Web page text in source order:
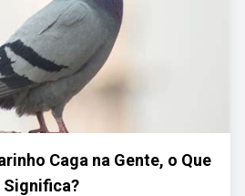
Caga na Gente, o Que
Significa?